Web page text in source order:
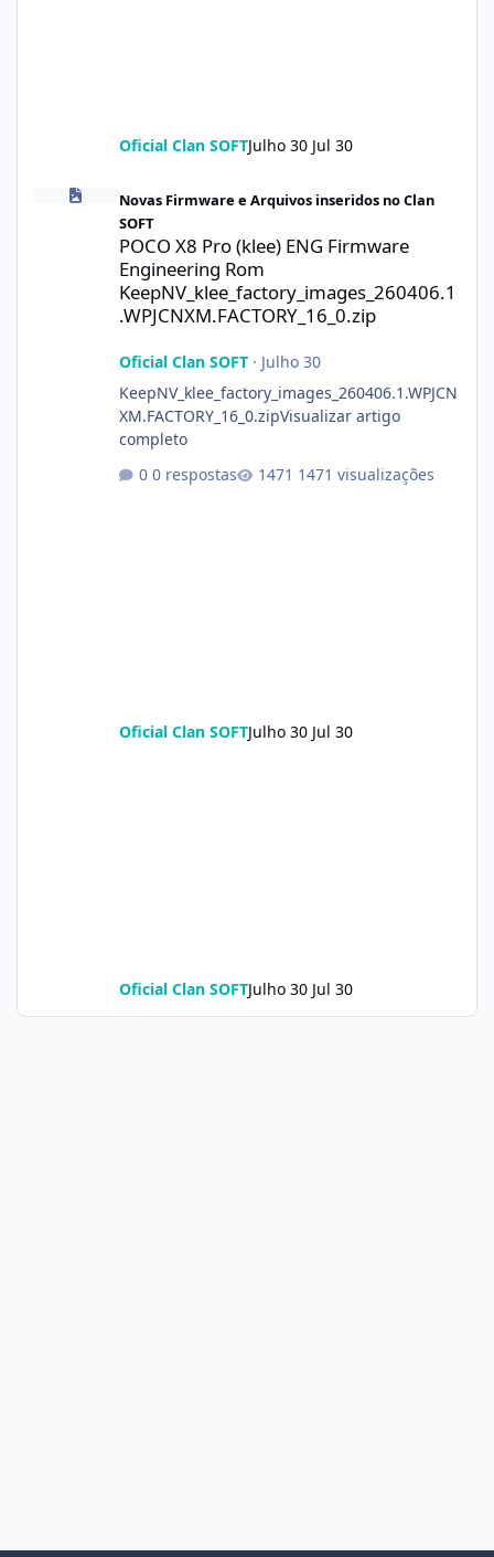
Oficial Clan SOFTJulho 30 Jul 30
POCO X8 Pro (klee) ENG Firmware Engineering Rom
Novas Firmware e Arquivos inseridos no Clan
SOFT
POCO X8 Pro (klee) ENG Firmware
Engineering Rom
KeepNV_klee_factory_images_260406.1
.WPJCNXM.FACTORY_16_0.zip
Oficial Clan SOFT· Julho 30
KeepNV_klee_factory_images_260406.1.WPJCN
XM.FACTORY_16_0.zipVisualizar artigo
completo
0 respostas
1471 visualizações
Oficial Clan SOFTJulho 30 Jul 30
Oficial Clan SOFTJulho 30 Jul 30